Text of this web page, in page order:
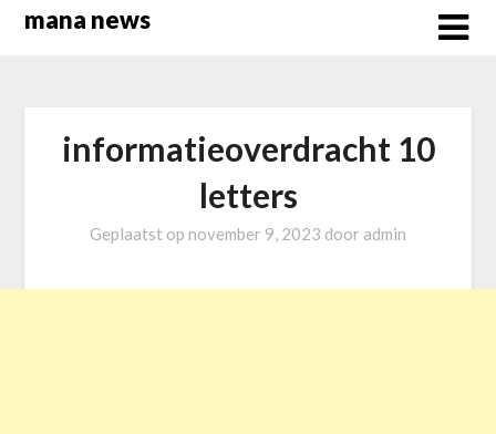
Overslaan
mana news
informatieoverdracht 10
letters
Geplaatst op november 9, 2023 door admin